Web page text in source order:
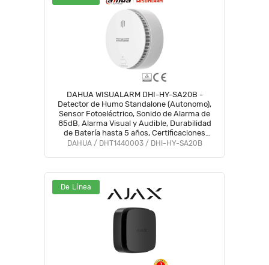
DAHUA WISUALARM DHI-HY-SA20B -
Detector de Humo Standalone (Autonomo),
Sensor Fotoeléctrico, Sonido de Alarma de
85dB, Alarma Visual y Audible, Durabilidad
de Batería hasta 5 años, Certificaciones
TÜV and CE, #LoNuevo #Wisualarm #WR
DAHUA / DHT1440003 / DHI-HY-SA20B
De Línea